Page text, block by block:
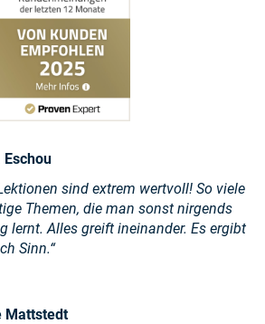
Eschou
sind extrem wertvoll! So viele
Themen, die man sonst nirgends
lernt. Alles greift ineinander. Es ergibt
Sinn.“
Mattstedt